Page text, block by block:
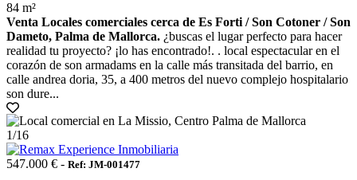
84 m²
Venta Locales comerciales cerca de Es Forti / Son Cotoner / Son
Dameto, Palma de Mallorca. ¿buscas el lugar perfecto para hacer
realidad tu proyecto? ¡lo has encontrado!. . local espectacular en el
corazón de son armadams en la calle más transitada del barrio, en
calle andrea doria, 35, a 400 metros del nuevo complejo hospitalario
son dure...
1/16
547.000 € - Ref: JM-001477